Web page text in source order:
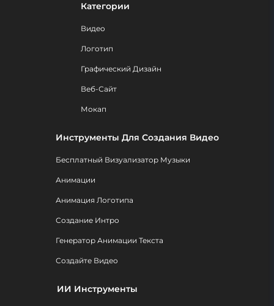
Категории
Видео
Логотип
Графический Дизайн
Веб-Сайт
Мокап
Инструменты Для Создания Видео
Бесплатный Визуализатор Музыки
Анимации
Анимация Логотипа
Создание Интро
Генератор Анимации Текста
Создайте Видео
ИИ Инструменты